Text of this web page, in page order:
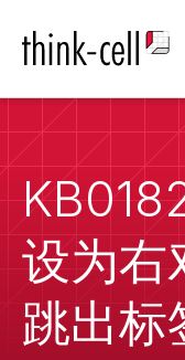
设为右
跳出标